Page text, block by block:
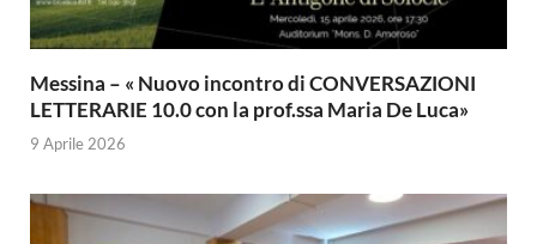
Messina – « Nuovo incontro di CONVERSAZIONI
LETTERARIE 10.0 con la prof.ssa Maria De Luca»
9 Aprile 2026